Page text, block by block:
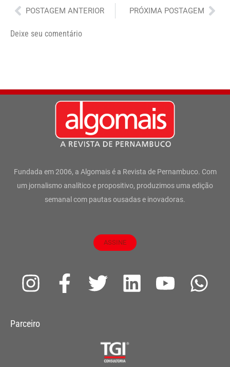
Anterior
POSTAGEM ANTERIOR PRÓXIMA POSTAGEM
Deixe seu comentário
Fundada em 2006, a Algomais é a Revista de Pernambuco. Com
um jornalismo analítico e propositivo, produzimos uma edição
semanal com pautas ousadas e inovadoras.
ASSINE
I
s
F
a
T
t
L
Y
W
Parceiro